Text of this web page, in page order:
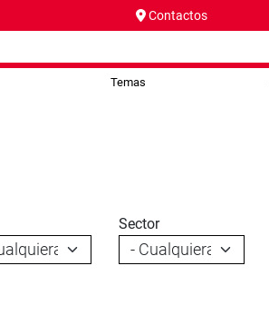
Contactos
Temas
Sector